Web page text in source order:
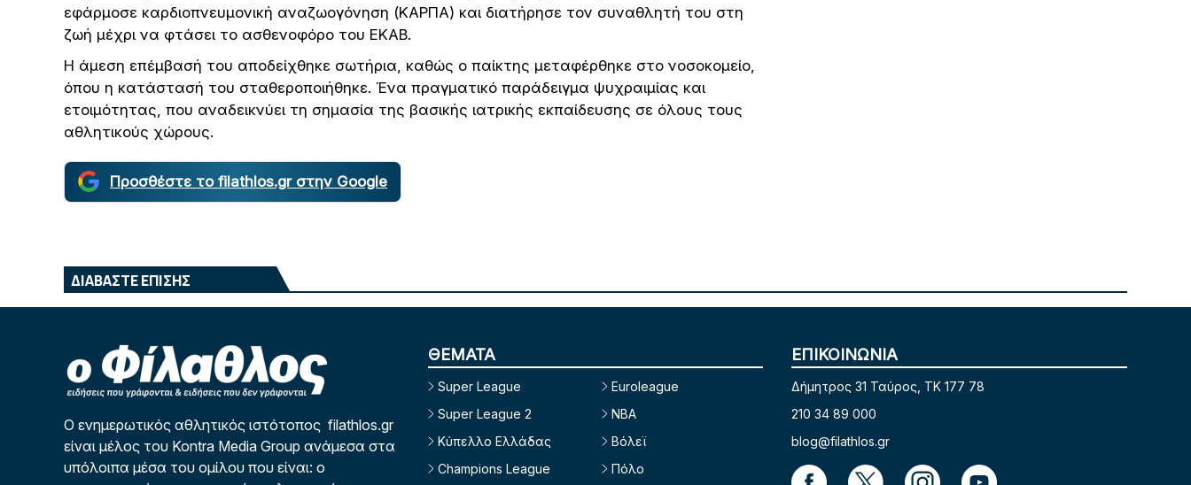
εφάρμοσε καρδιοπνευμονική αναζωογόνηση (ΚΑΡΠΑ) και διατήρησε τον συναθλητή του στη
ζωή μέχρι να φτάσει το ασθενοφόρο του ΕΚΑΒ.
Η άμεση επέμβασή του αποδείχθηκε σωτήρια, καθώς ο παίκτης μεταφέρθηκε στο νοσοκομείο,
όπου η κατάστασή του σταθεροποιήθηκε. Ένα πραγματικό παράδειγμα ψυχραιμίας και
ετοιμότητας, που αναδεικνύει τη σημασία της βασικής ιατρικής εκπαίδευσης σε όλους τους
αθλητικούς χώρους.
Προσθέστε το filathlos.gr στην Google
ΔΙΑΒΑΣΤΕ ΕΠΙΣΗΣ
Ο ενημερωτικός αθλητικός ιστότοπος filathlos.gr
είναι μέλος του Kontra Media Group ανάμεσα στα
υπόλοιπα μέσα του ομίλου που είναι: ο
ΘΕΜΑΤΑ
Super League
Super League 2
Κύπελλο Ελλάδας
Champions League
Euroleague
NBA
Βόλεϊ
Πόλο
ΕΠΙΚΟΙΝΩΝΙΑ
Δήμητρος 31 Ταύρος, TK 177 78
210 34 89 000
blog@filathlos.gr